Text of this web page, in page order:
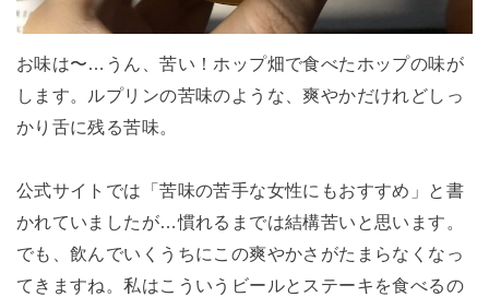
お味は〜…うん、苦い！ホップ畑で食べたホップの味が
します。ルプリンの苦味のような、爽やかだけれどしっ
かり舌に残る苦味。
公式サイトでは「苦味の苦手な女性にもおすすめ」と書
かれていましたが…慣れるまでは結構苦いと思います。
でも、飲んでいくうちにこの爽やかさがたまらなくなっ
てきますね。私はこういうビールとステーキを食べるの